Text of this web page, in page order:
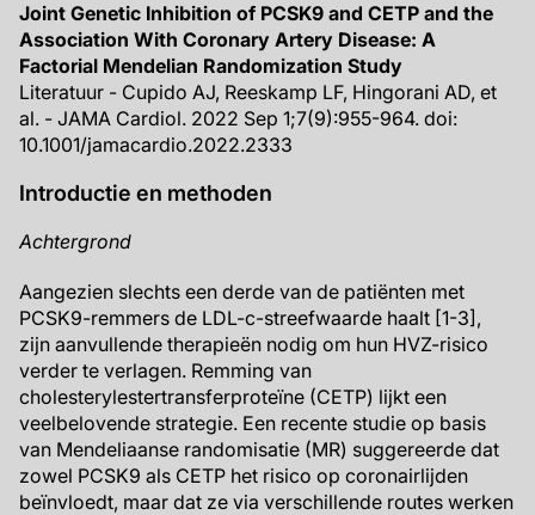
Joint Genetic Inhibition of PCSK9 and CETP and the
Association With Coronary Artery Disease: A
Factorial Mendelian Randomization Study
Literatuur - Cupido AJ, Reeskamp LF, Hingorani AD, et
al. - JAMA Cardiol. 2022 Sep 1;7(9):955-964. doi:
10.1001/jamacardio.2022.2333
Introductie en methoden
Achtergrond
Aangezien slechts een derde van de patiënten met
PCSK9-remmers de LDL-c-streefwaarde haalt [1-3],
zijn aanvullende therapieën nodig om hun HVZ-risico
verder te verlagen. Remming van
cholesterylestertransferproteïne (CETP) lijkt een
veelbelovende strategie. Een recente studie op basis
van Mendeliaanse randomisatie (MR) suggereerde dat
zowel PCSK9 als CETP het risico op coronairlijden
beïnvloedt, maar dat ze via verschillende routes werken